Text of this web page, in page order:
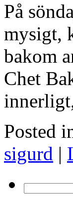
På
mysigt,
bakom
Chet
Posted
sigurd |
for: